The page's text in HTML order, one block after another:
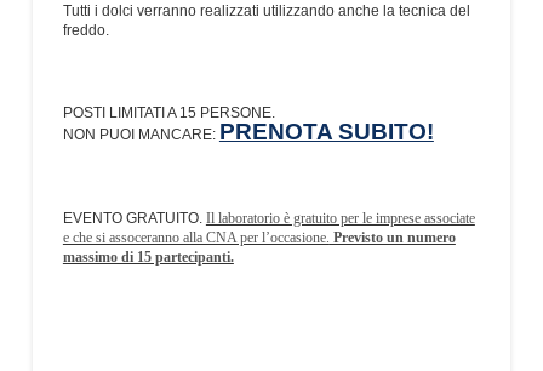
Tutti i dolci verranno realizzati utilizzando anche la tecnica del
freddo.
POSTI LIMITATI A 15 PERSONE.
NON PUOI MANCARE: PRENOTA SUBITO!
EVENTO GRATUITO. Il laboratorio è gratuito per le imprese associate
e che si assoceranno alla CNA per l’occasione. Previsto un numero
massimo di 15 partecipanti.